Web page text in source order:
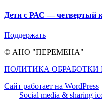
Дети с РАС — четвертый
Поддержать
© АНО "ПЕРЕМЕНА"
ПОЛИТИКА
Сайт работает на WordPress
Social media & sharing